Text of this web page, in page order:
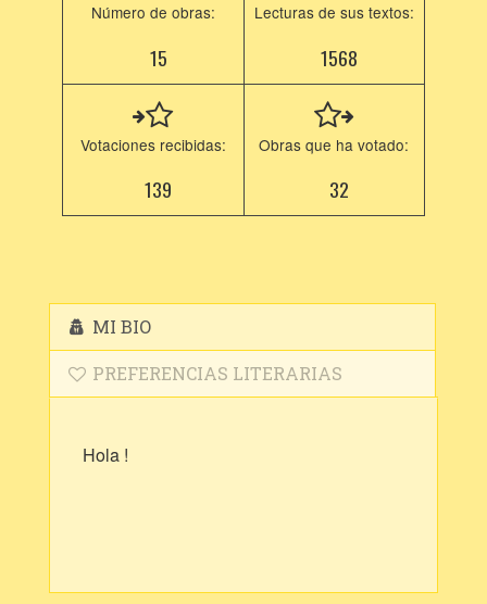
Número de obras:
15
Lecturas de sus textos:
1568
Votaciones recibidas:
139
Obras que ha votado:
32
MI BIO
PREFERENCIAS LITERARIAS
Hola !